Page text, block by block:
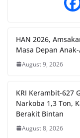
HAN 2026,
Masa Depan
August 9, 2026
KRI Kerambit-627
Narkoba 1,3 Ton,
Berakit Bintan
August 8, 2026